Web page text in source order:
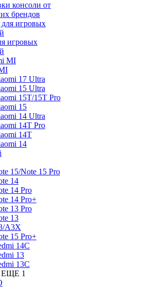
консоли от
брендов
игровых
17 Ultra
15 Ultra
15T/15T Pro
15
14 Ultra
14T Pro
14T
14
15/Note 15 Pro
14
14 Pro
14 Pro+
13 Pro
13
A3X
15 Pro+
14C
13
13C
1